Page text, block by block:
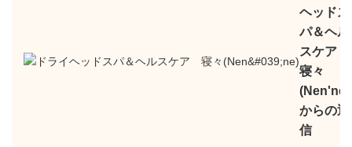
ヘッドス
パ＆ヘル
スケア
寝々
(Nen'ne)
からの返
信